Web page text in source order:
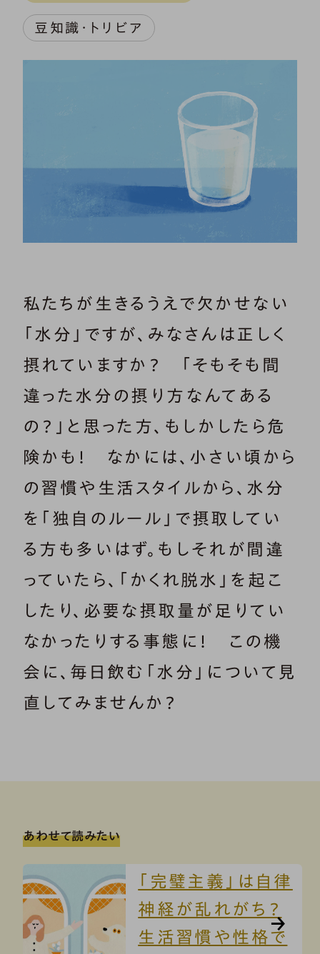
豆知識・トリビア
私たちが生きるうえで欠かせない
「水分」ですが、みなさんは正しく
摂れていますか？ 「そもそも間
違った水分の摂り方なんてある
の？」と思った方、もしかしたら危
険かも！ なかには、小さい頃から
の習慣や生活スタイルから、水分
を「独自のルール」で摂取してい
る方も多いはず。もしそれが間違
っていたら、「かくれ脱水」を起こ
したり、必要な摂取量が足りてい
なかったりする事態に！ この機
会に、毎日飲む「水分」について見
直してみませんか？
あわせて読みたい
「完璧主義」は自律
神経が乱れがち？
生活習慣や性格で